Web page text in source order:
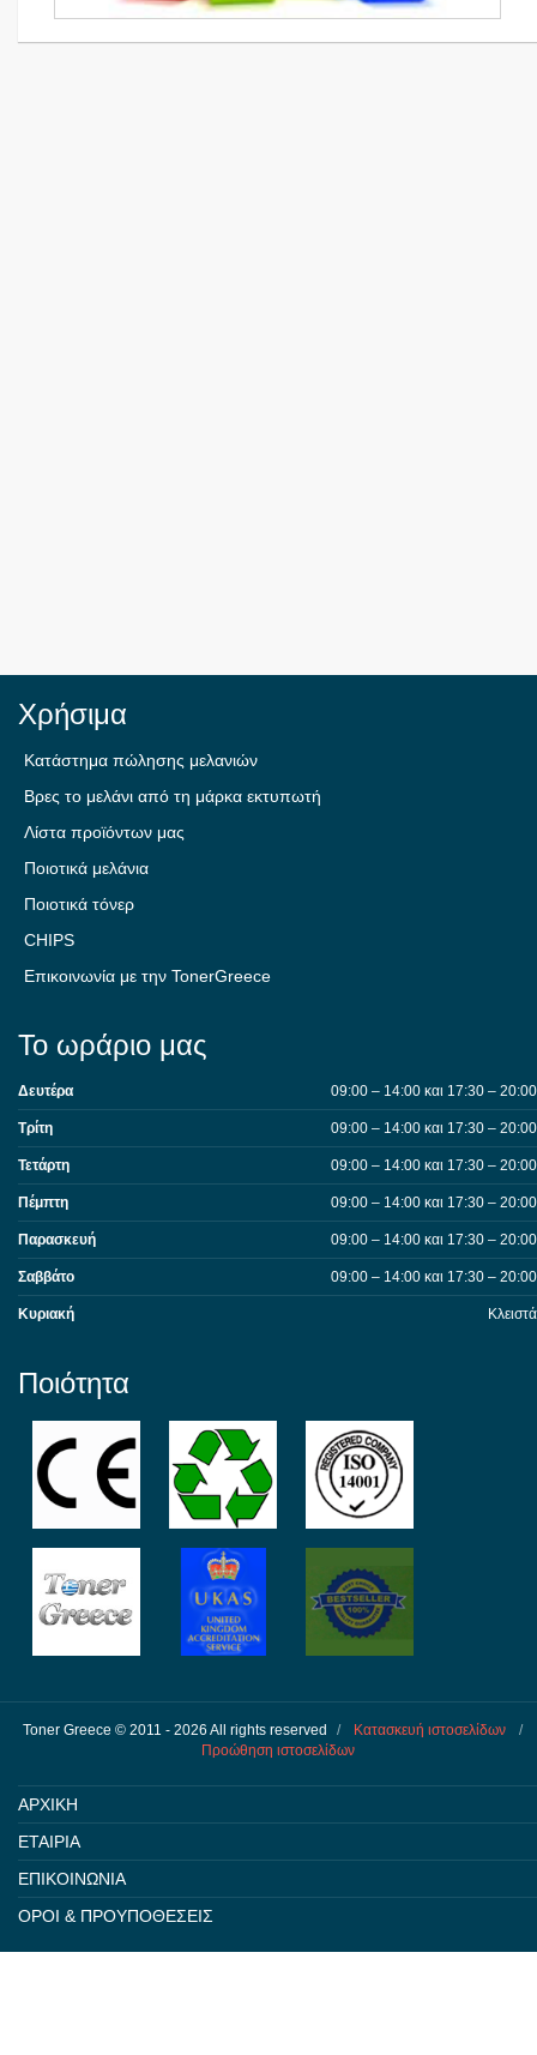
Χρήσιμα
Κατάστημα πώλησης μελανιών
Βρες το μελάνι από τη μάρκα εκτυπωτή
Λίστα προϊόντων μας
Ποιοτικά μελάνια
Ποιοτικά τόνερ
CHIPS
Επικοινωνία με την TonerGreece
Το ωράριο μας
Δευτέρα 09:00 – 14:00 και 17:30 – 20:00
Τρίτη 09:00 – 14:00 και 17:30 – 20:00
Τετάρτη 09:00 – 14:00 και 17:30 – 20:00
Πέμπτη 09:00 – 14:00 και 17:30 – 20:00
Παρασκευή 09:00 – 14:00 και 17:30 – 20:00
Σαββάτο 09:00 – 14:00 και 17:30 – 20:00
Κυριακή Κλειστά
Ποιότητα
Toner Greece © 2011 - 2026 All rights reserved / Κατασκευή ιστοσελίδων
/
Προώθηση ιστοσελίδων
ΑΡΧΙΚΗ
ΕΤΑΙΡΙΑ
ΕΠΙΚΟΙΝΩΝΙΑ
ΟΡΟΙ & ΠΡΟΥΠΟΘΕΣΕΙΣ